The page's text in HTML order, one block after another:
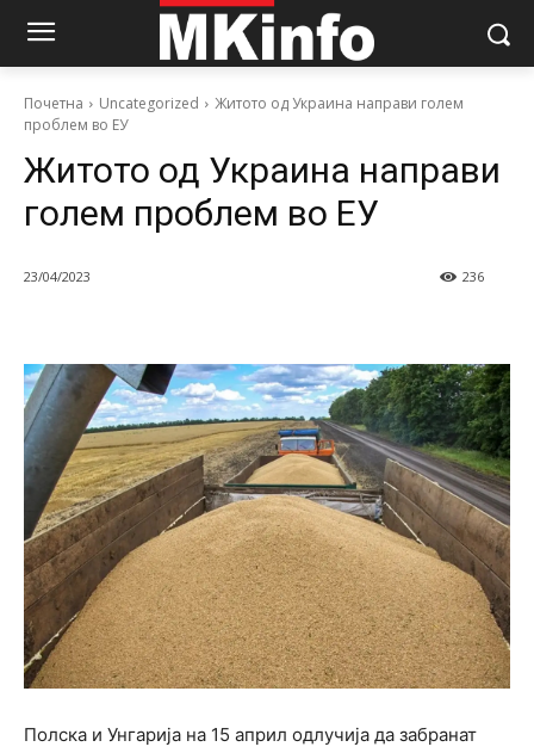
Почетна Uncategorized
Житото од Украина направи голем
проблем во ЕУ
Житото од Украина направи
голем проблем во ЕУ
23/04/2023 236
Полска и Унгарија на 15 април одлучија да забранат